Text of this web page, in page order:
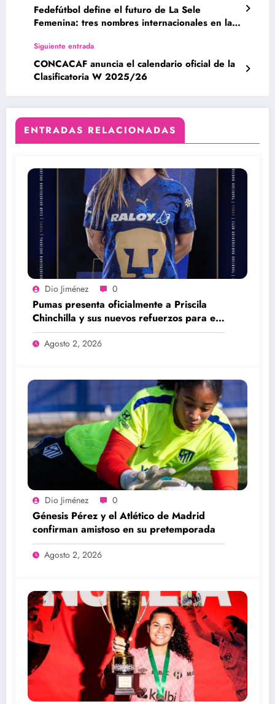
Fedefútbol define el futuro de La Sele
Femenina: tres nombres internacionales en la
Siguiente entrada
CONCACAF anuncia el calendario oficial de la
Clasificatoria W 2025/26
ENTRADAS RELACIONADAS
Dio Jiménez 0
Pumas presenta oficialmente a Priscila
Chinchilla y sus nuevos refuerzos para el
Apertura 2026
Agosto 2, 2026
Dio Jiménez 0
Génesis Pérez y el Atlético de Madrid
confirman amistoso en su pretemporada
Agosto 2, 2026